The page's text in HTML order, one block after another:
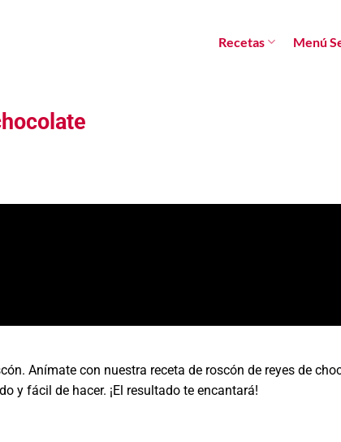
Recetas Menú
Anímate con nuestra receta de roscón de reyes de
y fácil de hacer. ¡El resultado te encantará!